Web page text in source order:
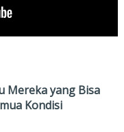
Mereka yang Bisa
Kondisi